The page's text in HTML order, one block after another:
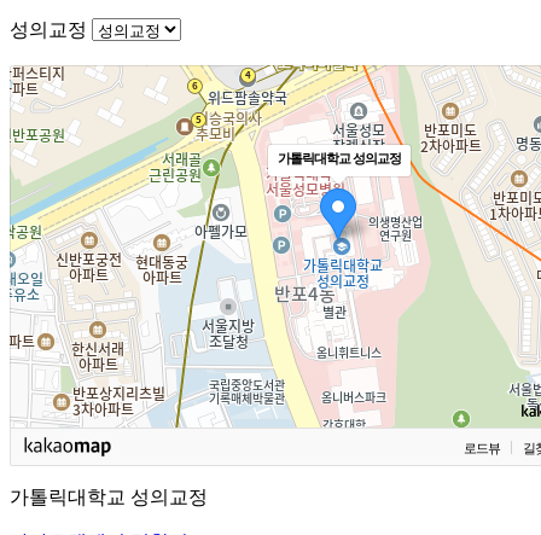
성의교정
가톨릭대학교 성의교정
로드뷰 길
가톨릭대학교 성의교정